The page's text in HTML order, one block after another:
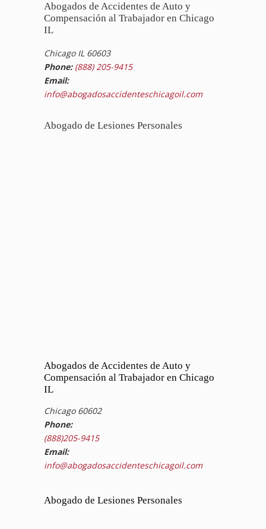
Abogados de Accidentes de Auto y
Compensación al Trabajador en Chicago
IL
Chicago IL 60603
Phone: (888) 205-9415
Email:
info@abogadosaccidenteschicagoil.com
Abogado de Lesiones Personales
Abogados de Accidentes de Auto y
Compensación al Trabajador en Chicago
IL
Chicago 60602
Phone:
(888)205-9415
Email:
info@abogadosaccidenteschicagoil.com
Abogado de Lesiones Personales